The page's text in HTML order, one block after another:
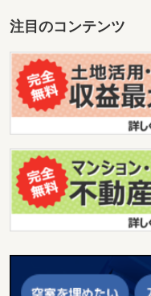
注目のコンテンツ